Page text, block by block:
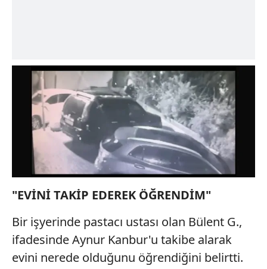
"EVİNİ TAKİP EDEREK ÖĞRENDİM"
Bir işyerinde pastacı ustası olan Bülent G.,
ifadesinde Aynur Kanbur'u takibe alarak
evini nerede olduğunu öğrendiğini belirtti.